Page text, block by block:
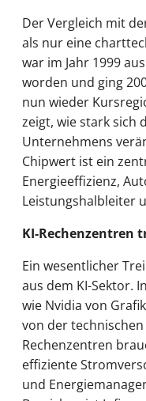
Der Vergleich mit
als nur eine
war im Jahr 1999
worden und ging
nun wieder
zeigt, wie stark sich
Unternehmens
Chipwert ist ein
Energieeffizienz,
Leistungshalbleiter
KI-Rechenzentren
Ein wesentlicher
aus dem KI-Sektor.
wie Nvidia von
von der
Rechenzentren
effiziente
und